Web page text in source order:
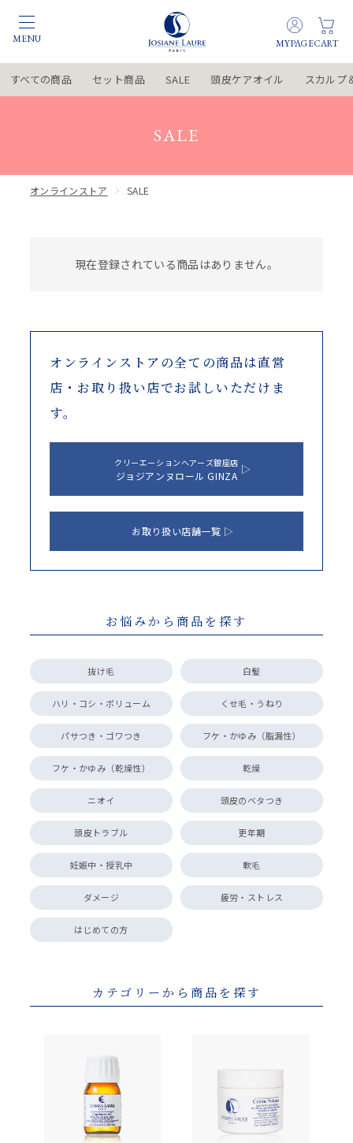
すべての商品 セット商品 SALE 頭皮ケアオイル スカルプ
SALE
オンラインストア SALE
現在登録されている商品はありません。
オンラインストアの全ての商品は直営
店・お取り扱い店でお試しいただけま
す。
クリーエーションヘアーズ銀座店
ジョジアンヌロール GINZA
お取り扱い店舗一覧
お悩みから商品を探す
抜け毛 白髪
ハリ・コシ・ボリューム くせ毛・うねり
パサつき・ゴワつき フケ・かゆみ（脂漏性）
フケ・かゆみ（乾燥性） 乾燥
ニオイ 頭皮のベタつき
頭皮トラブル 更年期
妊娠中・授乳中 軟毛
ダメージ 疲労・ストレス
はじめての方
カテゴリーから商品を探す